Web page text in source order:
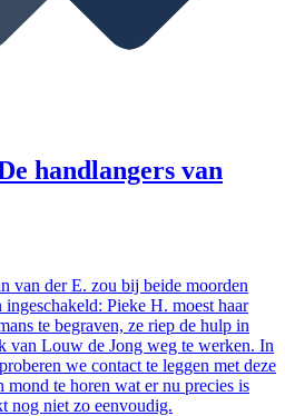
handlangers van
van der E. zou bij beide moorden
ingeschakeld: Pieke H. moest haar
te begraven, ze riep de hulp in
van Louw de Jong weg te werken. In
we contact te leggen met deze
mond te horen wat er nu precies is
nog niet zo eenvoudig.